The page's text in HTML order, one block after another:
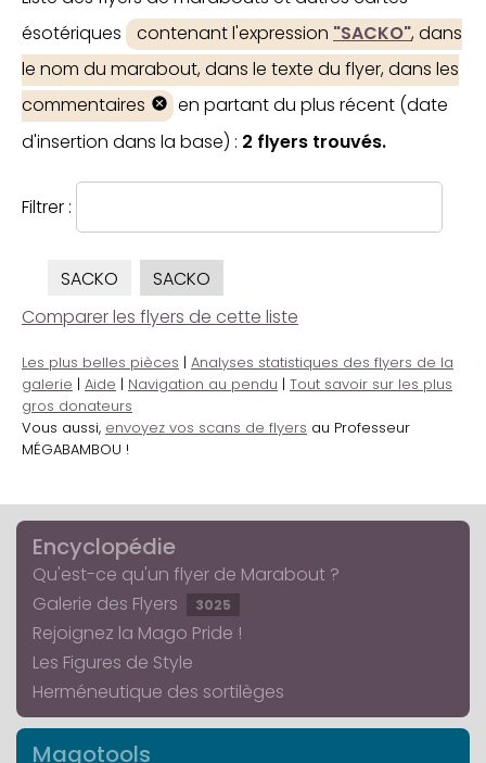
ésotériques
contenant l'expression "SACKO", dans
le nom du marabout, dans le texte du flyer, dans les
commentaires
en partant du plus récent (date
d'insertion dans la base) : 2 flyers trouvés.
Filtrer :
SACKO
SACKO
Comparer les flyers de cette liste
Les plus belles pièces | Analyses statistiques des flyers de la
galerie | Aide | Navigation au pendu | Tout savoir sur les plus
gros donateurs
Vous aussi, envoyez vos scans de flyers au Professeur
MÉGABAMBOU !
Encyclopédie
Qu'est-ce qu'un flyer de Marabout ?
Galerie des Flyers
3025
Rejoignez la Mago Pride !
Les Figures de Style
Herméneutique des sortilèges
Magotools